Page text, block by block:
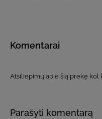
Komentarai
Atsiliepimų apie šią prekę kol
Parašyti komentarą